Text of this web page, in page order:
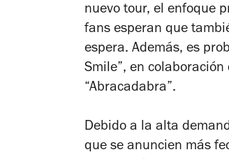
nuevo tour, el enfoque
fans esperan que
espera. Además, es
Smile”, en
“Abracadabra”.
Debido a la alta
que se anuncien más